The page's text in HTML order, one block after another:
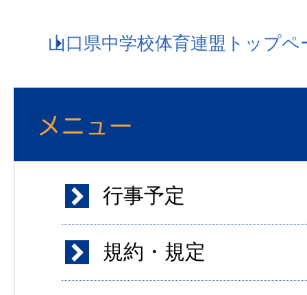
山口県中学校体育連盟トップペ
行事予定
規約・規定